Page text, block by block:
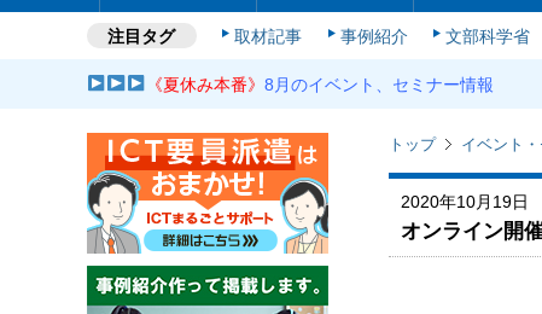
注目タグ 取材記事 事例紹介 文部科学省
《夏休み本番》8月のイベント、セミナー情報
トップ イベント
2020年10月19日
オンライン開